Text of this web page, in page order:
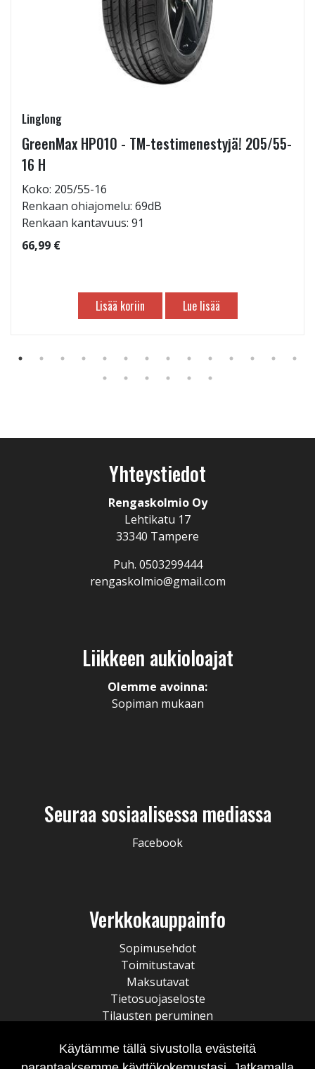
Linglong
GreenMax HP010 - TM-testimenestyjä! 205/55-
16 H
Koko: 205/55-16
Renkaan ohiajomelu: 69dB
Renkaan kantavuus: 91
66,99 €
Lisää koriin Lue lisää
Yhteystiedot
Rengaskolmio Oy
Lehtikatu 17
33340 Tampere
Puh. 0503299444
rengaskolmio@gmail.com
Liikkeen aukioloajat
Olemme avoinna:
Sopiman mukaan
Seuraa sosiaalisessa mediassa
Facebook
Verkkokauppainfo
Sopimusehdot
Toimitustavat
Maksutavat
Tietosuojaseloste
Tilausten peruminen
Käytämme tällä sivustolla evästeitä